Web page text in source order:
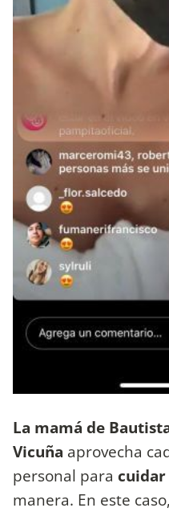
La mamá de
Vicuña aprovecha
personal para cuidar
manera. En este caso,